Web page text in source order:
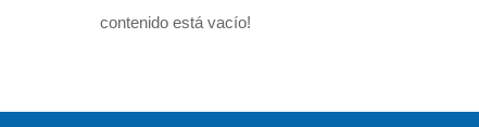
contenido está vacío!